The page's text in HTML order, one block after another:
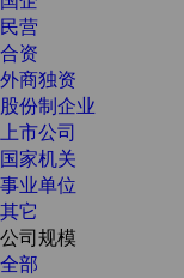
民营
合资
外商独资
股份制企业
上市公司
国家机关
事业单位
其它
公司规模
全部